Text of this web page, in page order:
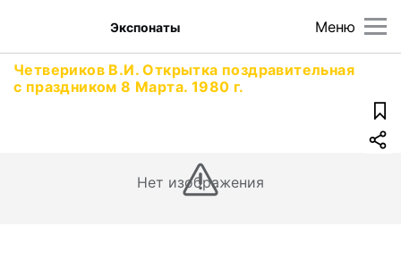
Меню
Экспонаты
Четвериков В.И. Открытка поздравительная
с праздником 8 Марта. 1980 г.
Нет изображения